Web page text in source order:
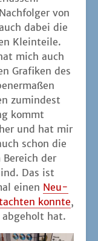
von
dabei die
Klein­tei­le.
mich auch
Gra­fi­ken des
zumin­dest
kommt
und hat mir
schon die
der
Das ist
einen Neu­
konn­te,
hat.